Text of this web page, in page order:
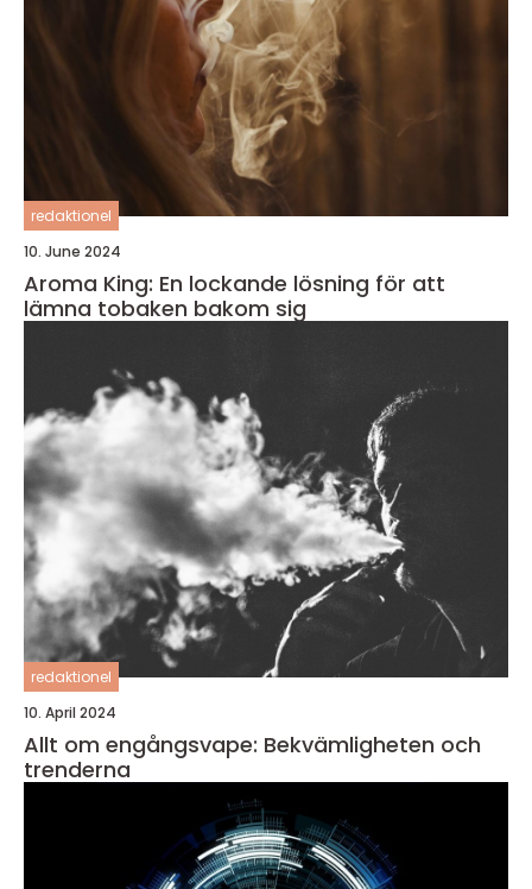
redaktionel
10. June 2024
Aroma King: En lockande lösning för att
lämna tobaken bakom sig
redaktionel
10. April 2024
Allt om engångsvape: Bekvämligheten och
trenderna